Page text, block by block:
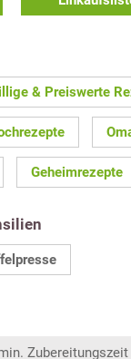
& Preiswerte
Geheimrezepte
Zubereitungszeit